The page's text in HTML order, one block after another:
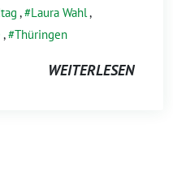
, Laura Wahl,
, Thüringen
WEITERLESEN